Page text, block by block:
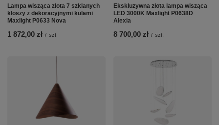
Lampa wisząca złota 7 szklanych
kloszy z dekoracyjnymi kulami
Maxlight P0633 Nova
1 872,00 zł / szt.
Ekskluzywna złota lampa wisząca
LED 3000K Maxlight P0638D
Alexia
8 700,00 zł / szt.